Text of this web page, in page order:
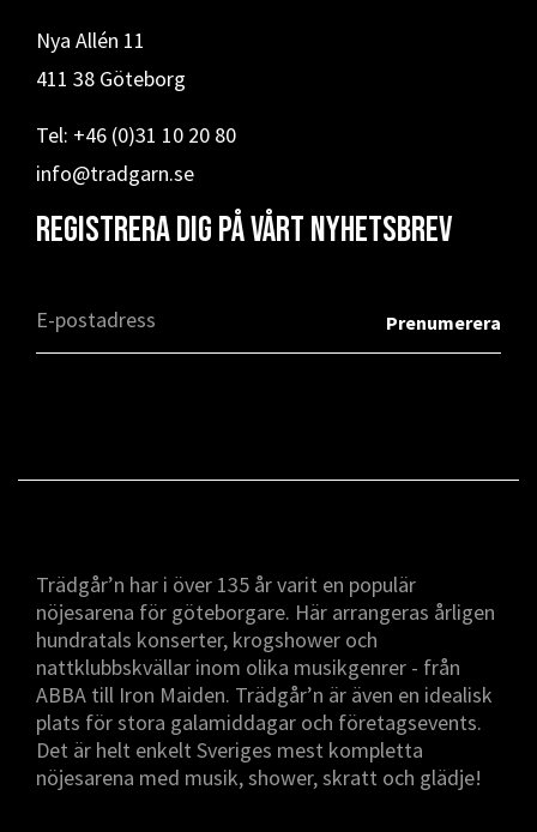
Nya Allén 11
411 38 Göteborg
Tel: +46 (0)31 10 20 80
info@tradgarn.se
Registrera dig på vårt nyhetsbrev
Trädgår’n har i över 135 år varit en populär
nöjesarena för göteborgare. Här arrangeras årligen
hundratals konserter, krogshower och
nattklubbskvällar inom olika musikgenrer - från
ABBA till Iron Maiden. Trädgår’n är även en idealisk
plats för stora galamiddagar och företagsevents.
Det är helt enkelt Sveriges mest kompletta
nöjesarena med musik, shower, skratt och glädje!